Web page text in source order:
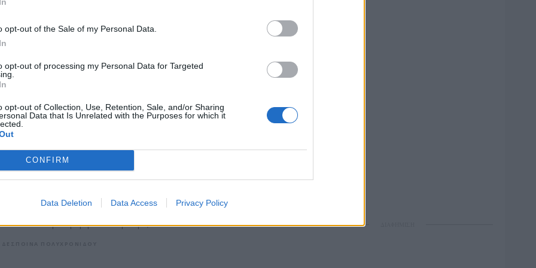
opt-out of the Sale of my Personal Data.
opt-out of processing my Personal Data for Targeted
opt-out of Collection, Use, Retention, Sale, and/or Sharing
Data that Is Unrelated with the Purposes for which it
CONFIRM
Data Deletion Data Access Privacy Policy
QUIZ TV-ΣΕΙΡΈΣ ΑΠΡ 19, 2026
Ποιος ήρωας από τα Φιλαράκια είσαι
σύμφωνα με το ζώδιό σου
Για να δούμε, ήσουν πρωταγωνιστής ή guest;
ΔΕΣΠΟΙΝΑ ΠΟΛΥΧΡΟΝΙΔΟΥ
TV-ΣΕΙΡΈΣ ΑΠΡ 03, 2026
Ο Iησoύς από τη Ναζαρέτ επιστρέφει στην
τηλεόραση
Πότε θα δούμε τη θρησκευτική σειρά;